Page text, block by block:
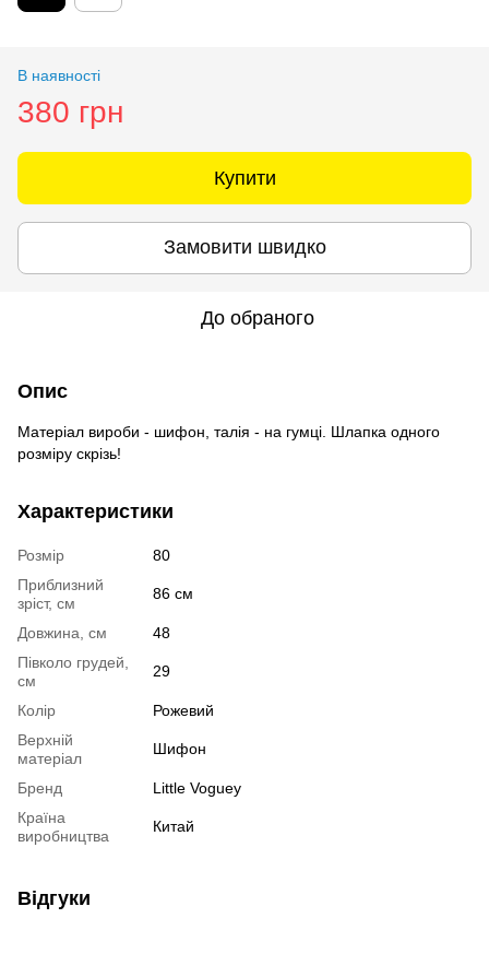
В наявності
380 грн
Купити
Замовити швидко
До обраного
Опис
Матеріал вироби - шифон, талія - ​​на гумці. Шлапка одного
розміру скрізь!
Характеристики
Розмір
80
Приблизний
зріст, см
86 см
Довжина, см
48
Півколо грудей,
см
29
Колір
Рожевий
Верхній
матеріал
Шифон
Бренд
Little Voguey
Країна
виробництва
Китай
Відгуки